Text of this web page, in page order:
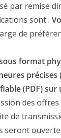
par remise
sont :
de
format
(PDF)
des
de
seront